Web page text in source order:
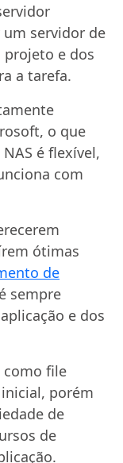
servidor de
projeto e dos
a tarefa.
o que
é flexível,
com
ótimas
de
sempre
e dos
como file
porém
de
de